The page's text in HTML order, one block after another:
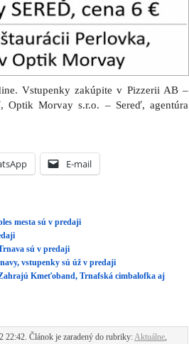
Vstupenky zakúpite v Pizzerii AB –
Optik Morvay s.r.o. – Sereď, agentúra
E-mail
mesta sú v predaji
sú v predaji
vstupenky sú úž v predaji
Kmeťoband, Trnafská cimbalofka aj
22:42. Článok je zaradený do rubriky:Aktuálne,